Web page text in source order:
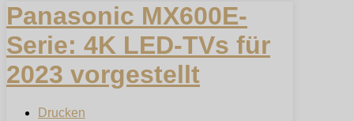
Panasonic MX600E-
Serie: 4K LED-TVs für
2023 vorgestellt
Drucken